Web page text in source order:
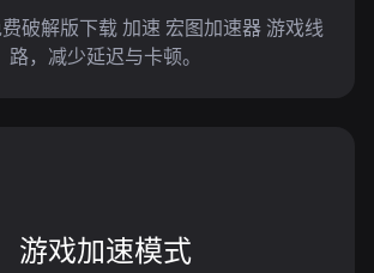
破解版下载 加速 宏图加速器 游戏线
路，减少延迟与卡顿。
游戏加速模式